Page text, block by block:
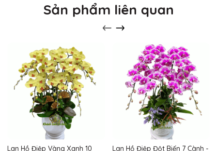
Sản phẩm liên quan
Lan Hồ Điệp Vàng Xanh 10
Lan Hồ Điệp Đột Biến 7 Cành -